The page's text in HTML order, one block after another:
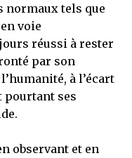
normaux tels que
voie
réussi à rester
par son
à l’écart
pourtant ses
observant et en